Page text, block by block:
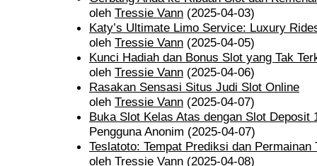
oleh Tressie Vann (2025-04-03)
Katy’s Ultimate Limo Service: Luxury
oleh Tressie Vann (2025-04-05)
Kunci Hadiah dan Bonus Slot yang Tak
oleh Tressie Vann (2025-04-06)
Rasakan Sensasi Situs Judi Slot Online
oleh Tressie Vann (2025-04-07)
Buka Slot Kelas Atas dengan Slot Deposit
Pengguna Anonim (2025-04-07)
Teslatoto: Tempat Prediksi dan Permainan
oleh Tressie Vann (2025-04-08)